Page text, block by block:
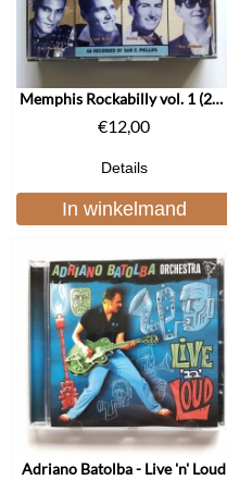
Memphis Rockabilly vol. 1 (2cd)
€12,00
Details
In winkelmand
Adriano Batolba - Live 'n' Loud